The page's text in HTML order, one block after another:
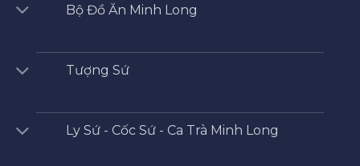
Bộ Đồ Ăn Minh Long
Tượng Sứ
Ly Sứ - Cốc Sứ - Ca Trà Minh Long